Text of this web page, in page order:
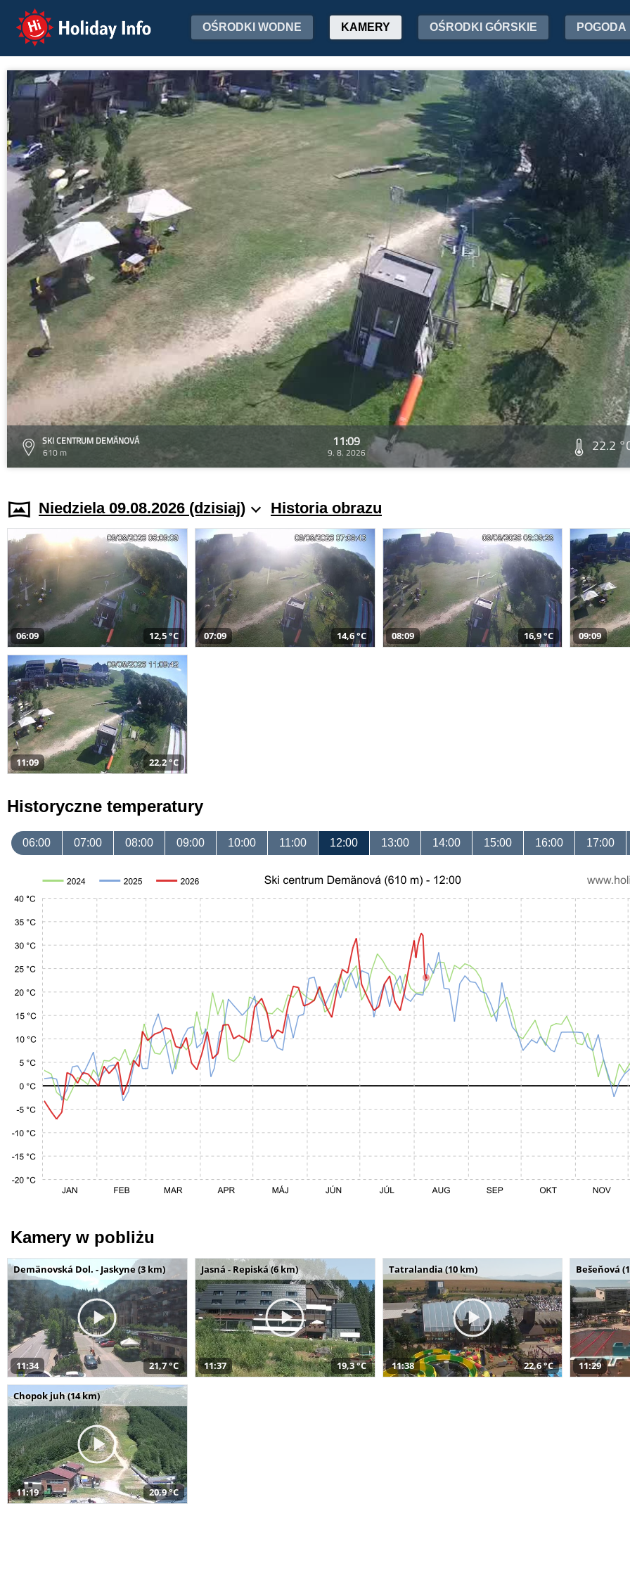
Holiday Info OŚRODKI WODNE KAMERY OŚRODKI GÓRSKIE POGODA
SKI CENTRUM DEMÄNOVÁ
610 m
11:09
9. 8. 2026 22.2
Niedziela 09.08.2026 (dzisiaj) Historia obrazu
06:09 12,5 °C 07:09 14,6 °C 08:09 16,9 °C 09:09
11:09 22,2 °C
Historyczne temperatury
06:00 07:00 08:00 09:00 10:00 11:00 12:00 13:00 14:00 15:00 16:00 17:00
Kamery w pobliżu
Demänovská Dol. - Jaskyne (3 km)
11:34 21,7 °C
Jasná - Repiská (6 km)
11:37 19,3 °C
Tatralandia (10 km)
11:38 22,6 °C
Bešeňová
11:29
Chopok juh (14 km)
11:19 20,9 °C